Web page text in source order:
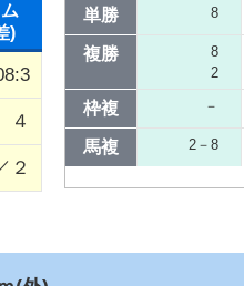
)
４
２
単勝 8
複勝
8
2
枠複 －
馬複 2－8